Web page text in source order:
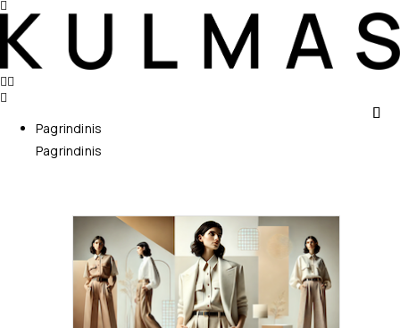
Pagrindinis
Pagrindinis